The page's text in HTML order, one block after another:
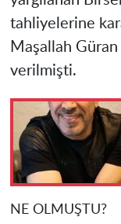
tahliyelerine
Maşallah Güran
verilmişti.
NE OLMUŞTU?